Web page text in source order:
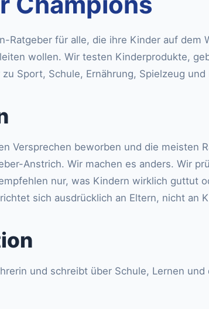
Ratgeber für alle, die ihre Kinder auf dem
wollen. Wir testen Kinderprodukte,
Sport, Schule, Ernährung, Spielzeug und
Versprechen beworben und die meisten
Anstrich. Wir machen es anders. Wir
nur, was Kindern wirklich guttut
sich ausdrücklich an Eltern, nicht an
und schreibt über Schule, Lernen und